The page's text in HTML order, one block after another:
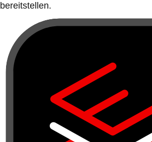
bereitstellen.